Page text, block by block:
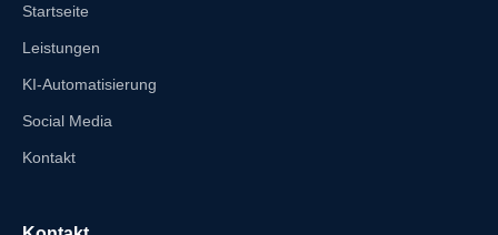
Startseite
Leistungen
KI-Automatisierung
Social Media
Kontakt